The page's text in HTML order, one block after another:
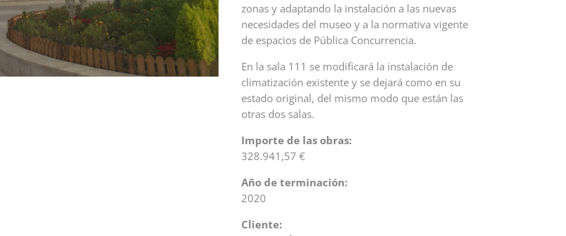
zonas y adaptando la instalación a las nuevas
necesidades del museo y a la normativa vigente
de espacios de Pública Concurrencia.
En la sala 111 se modificará la instalación de
climatización existente y se dejará como en su
estado original, del mismo modo que están las
otras dos salas.
Importe de las obras:
328.941,57 €
Año de terminación:
2020
Cliente: